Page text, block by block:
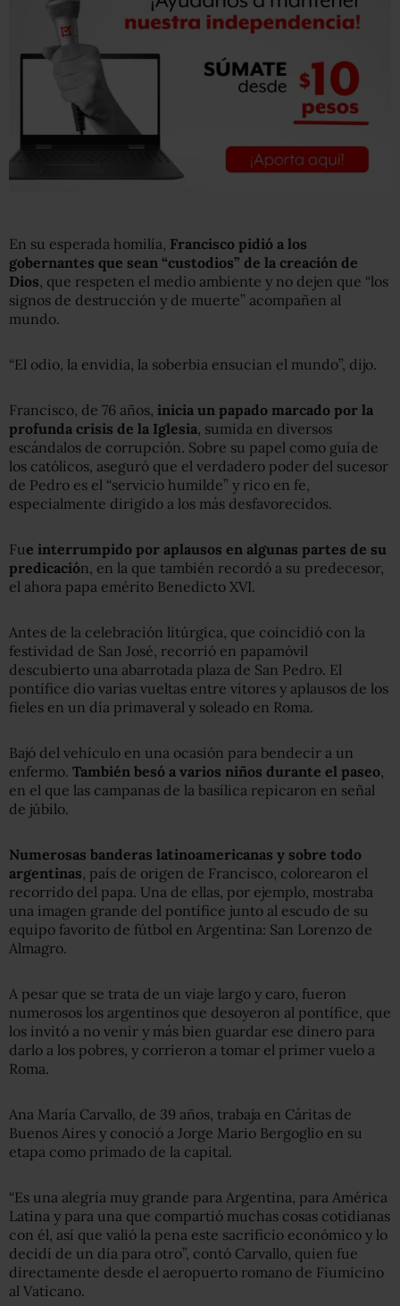
En su esperada homilía, Francisco pidió a los
gobernantes que sean “custodios” de la creación de
Dios , que respeten el medio ambiente y no dejen que “los
signos de destrucción y de muerte” acompañen al
mundo.
“El odio, la envidia, la soberbia ensucian el mundo”, dijo.
Francisco, de 76 años, inicia un papado marcado por la
profunda crisis de la Iglesia , sumida en diversos
escándalos de corrupción. Sobre su papel como guía de
los católicos, aseguró que el verdadero poder del sucesor
de Pedro es el “servicio humilde” y rico en fe,
especialmente dirigido a los más desfavorecidos.
Fue interrumpido por aplausos en algunas partes de su
predicación, en la que también recordó a su predecesor,
el ahora papa emérito Benedicto XVI.
Antes de la celebración litúrgica, que coincidió con la
festividad de San José, recorrió en papamóvil
descubierto una abarrotada plaza de San Pedro. El
pontífice dio varias vueltas entre vítores y aplausos de los
fieles en un día primaveral y soleado en Roma.
Bajó del vehículo en una ocasión para bendecir a un
enfermo. También besó a varios niños durante el paseo
en el que las campanas de la basílica repicaron en señal
de júbilo.
Numerosas banderas latinoamericanas y sobre todo
argentinas , país de origen de Francisco, colorearon el
recorrido del papa. Una de ellas, por ejemplo, mostraba
una imagen grande del pontífice junto al escudo de su
equipo favorito de fútbol en Argentina: San Lorenzo de
Almagro.
A pesar que se trata de un viaje largo y caro, fueron
numerosos los argentinos que desoyeron al pontífice, que
los invitó a no venir y más bien guardar ese dinero para
darlo a los pobres, y corrieron a tomar el primer vuelo a
Roma.
Ana María Carvallo, de 39 años, trabaja en Cáritas de
Buenos Aires y conoció a Jorge Mario Bergoglio en su
etapa como primado de la capital.
“Es una alegría muy grande para Argentina, para América
Latina y para una que compartió muchas cosas cotidianas
con él, así que valió la pena este sacrificio económico y lo
decidí de un día para otro”, contó Carvallo, quien fue
directamente desde el aeropuerto romano de Fiumicino
al Vaticano.